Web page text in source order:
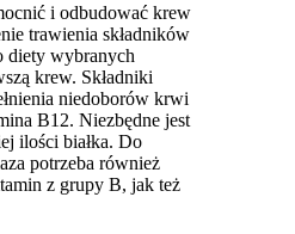
i odbudować krew
trawienia składników
diety wybranych
krew. Składniki
niedoborów krwi
B12. Niezbędne jest
ilości białka. Do
potrzeba również
z grupy B, jak też